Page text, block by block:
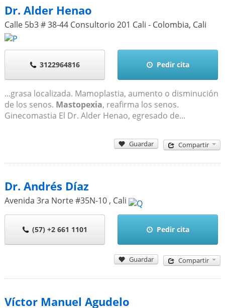
Dr. Alder Henao
Calle 5b3 # 38-44 Consultorio 201 Cali - Colombia, Cali
3122964816 Pedir cita
...grasa localizada. Mamoplastia, aumento o disminución
de los senos. Mastopexia, reafirma los senos.
Ginecomastia El Dr. Alder Henao, egresado de...
Guardar Compartir
Dr. Andrés Díaz
Avenida 3ra Norte #35N-10 , Cali
(57) +2 661 1101 Pedir cita
Guardar Compartir
Víctor Manuel Agudelo